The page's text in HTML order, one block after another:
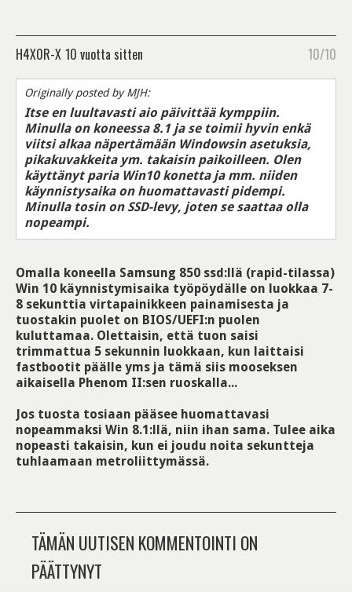
H4X0R-X 10 vuotta sitten 10/10
Originally posted by MJH:
Itse en luultavasti aio päivittää kymppiin.
Minulla on koneessa 8.1 ja se toimii hyvin enkä
viitsi alkaa näpertämään Windowsin asetuksia,
pikakuvakkeita ym. takaisin paikoilleen. Olen
käyttänyt paria Win10 konetta ja mm. niiden
käynnistysaika on huomattavasti pidempi.
Minulla tosin on SSD-levy, joten se saattaa olla
nopeampi.
Omalla koneella Samsung 850 ssd:llä (rapid-tilassa)
Win 10 käynnistymisaika työpöydälle on luokkaa 7-
8 sekunttia virtapainikkeen painamisesta ja
tuostakin puolet on BIOS/UEFI:n puolen
kuluttamaa. Olettaisin, että tuon saisi
trimmattua 5 sekunnin luokkaan, kun laittaisi
fastbootit päälle yms ja tämä siis mooseksen
aikaisella Phenom II:sen ruoskalla...
Jos tuosta tosiaan pääsee huomattavasi
nopeammaksi Win 8.1:llä, niin ihan sama. Tulee aika
nopeasti takaisin, kun ei joudu noita sekuntteja
tuhlaamaan metroliittymässä.
TÄMÄN UUTISEN KOMMENTOINTI ON
PÄÄTTYNYT